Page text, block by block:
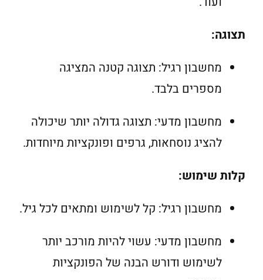
תצוגה:
מחשבון רגיל: תצוגה קטנה המציגה
מספרים בלבד.
מחשבון מדעי: תצוגה גדולה יותר שיכולה
להציג נוסחאות, גרפים ופונקציות מיוחדות.
קלות שימוש:
מחשבון רגיל: קל לשימוש ומתאים לכל גיל.
מחשבון מדעי: עשוי להיות מורכב יותר
לשימוש ודורש הבנה של הפונקציות